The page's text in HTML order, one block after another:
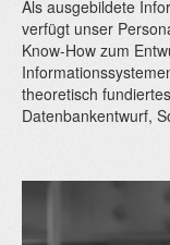
Als ausgebildete
verfügt unser
Know-How zum
theoretisch
Datenbankentwurf,